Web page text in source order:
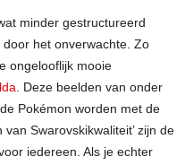
minder gestructureerd
het onverwachte. Zo
ongelooflijk mooie
. Deze beelden van onder
Pokémon worden met de
Swarovskikwaliteit’ zijn de
iedereen. Als je echter